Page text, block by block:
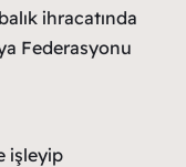
ihracatında
Federasyonu
işleyip